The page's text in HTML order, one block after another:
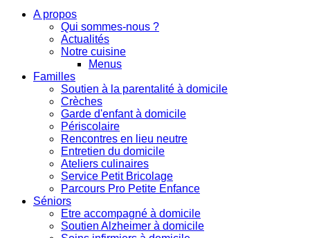
A propos
Qui sommes-nous ?
Actualités
Notre cuisine
Menus
Familles
Soutien à la parentalité à domicile
Crèches
Garde d'enfant à domicile
Périscolaire
Rencontres en lieu neutre
Entretien du domicile
Ateliers culinaires
Service Petit Bricolage
Parcours Pro Petite Enfance
Séniors
Etre accompagné à domicile
Soutien Alzheimer à domicile